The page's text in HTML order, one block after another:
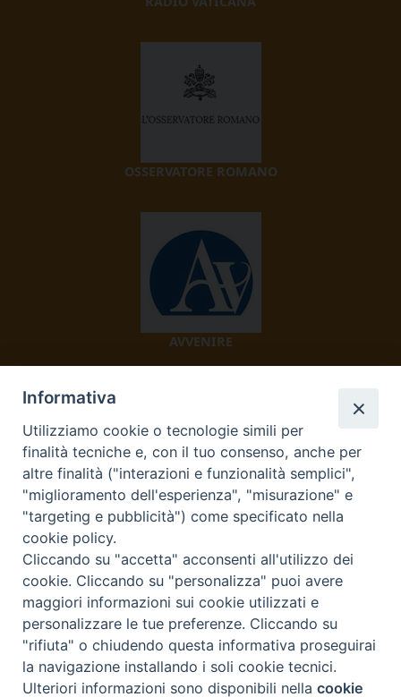
OSSERVATORE ROMANO
AVVENIRE
TV 2000
Diocesi di Ivrea
Curia Vescovile Piazza Castello, 3 10015 Ivrea (To) Tel.
0125.641138 Fax 0125.40296 segreteriacuria@diocesivrea.it
Informativa
Utilizziamo cookie o tecnologie simili per
finalità tecniche e, con il tuo consenso, anche per
altre finalità ("interazioni e funzionalità semplici",
"miglioramento dell'esperienza", "misurazione" e
"targeting e pubblicità") come specificato nella
cookie policy.
Cliccando su "accetta" acconsenti all'utilizzo dei
cookie. Cliccando su "personalizza" puoi avere
maggiori informazioni sui cookie utilizzati e
personalizzare le tue preferenze. Cliccando su
"rifiuta" o chiudendo questa informativa proseguirai
la navigazione installando i soli cookie tecnici.
Ulteriori informazioni sono disponibili nellacookie